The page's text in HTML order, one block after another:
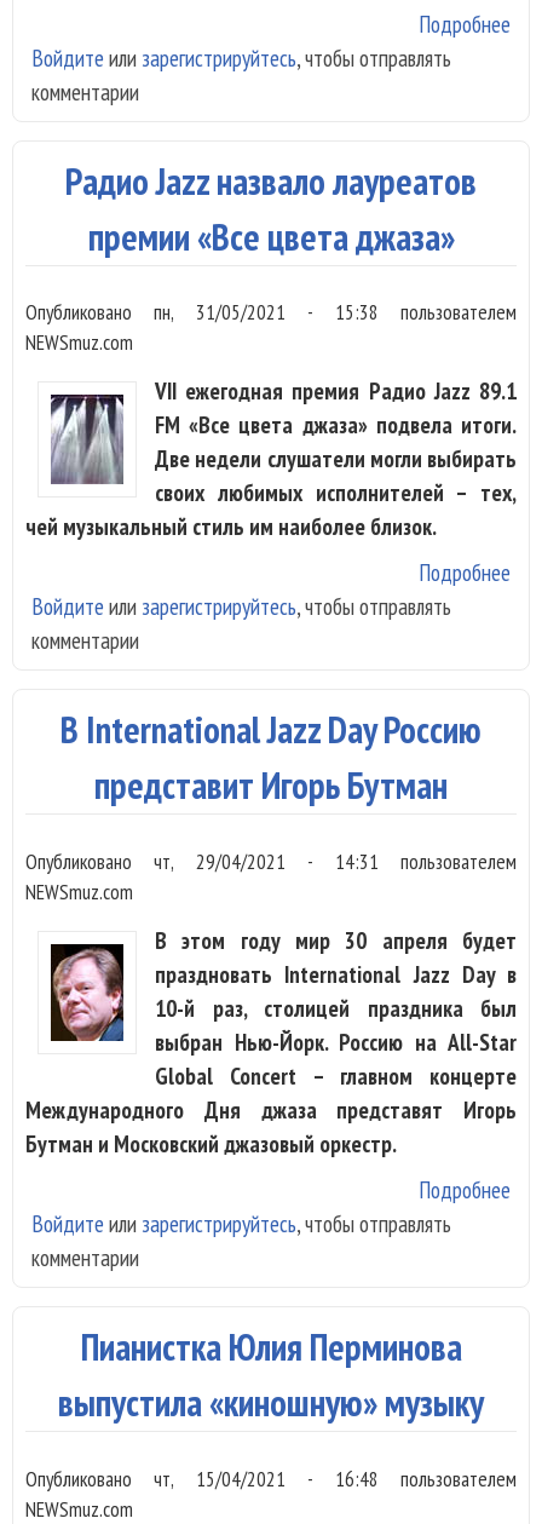
Подробнее
Войдите или зарегистрируйтесь, чтобы отправлять
комментарии
Радио Jazz назвало лауреатов
премии «Все цвета джаза»
Опубликованопн, 31/05/2021 - 15:38 пользователем
NEWSmuz.com
VII ежегодная премия Радио Jazz 89.1
FM «Все цвета джаза» подвела итоги.
Две недели слушатели могли выбирать
своих любимых исполнителей – тех,
чей музыкальный стиль им наиболее близок.
Подробнее
Войдите или зарегистрируйтесь, чтобы отправлять
комментарии
В International Jazz Day Россию
представит Игорь Бутман
Опубликованочт, 29/04/2021 - 14:31 пользователем
NEWSmuz.com
В этом году мир 30 апреля будет
праздновать International Jazz Day в
10-й раз, столицей праздника был
выбран Нью-Йорк. Россию на All-Star
Global Concert – главном концерте
Международного Дня джаза представят Игорь
Бутман и Московский джазовый оркестр.
Подробнее
Войдите или зарегистрируйтесь, чтобы отправлять
комментарии
Пианистка Юлия Перминова
выпустила «киношную» музыку
Опубликованочт, 15/04/2021 - 16:48 пользователем
NEWSmuz.com